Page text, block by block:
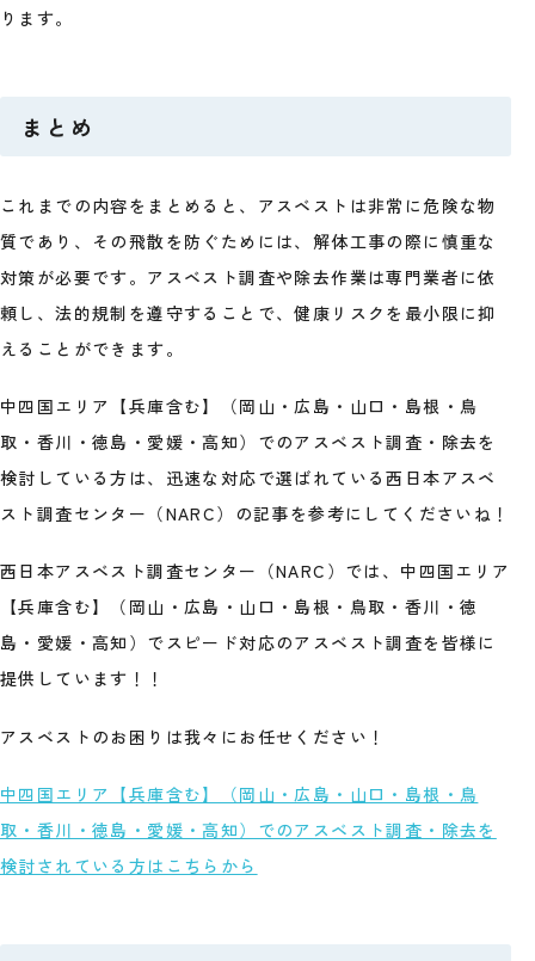
ります。
まとめ
これまでの内容をまとめると、アスベストは非常に危険な物
質であり、その飛散を防ぐためには、解体工事の際に慎重な
対策が必要です。アスベスト調査や除去作業は専門業者に依
頼し、法的規制を遵守することで、健康リスクを最小限に抑
えることができます。
中四国エリア【兵庫含む】（岡山・広島・山口・島根・鳥
取・香川・徳島・愛媛・高知）でのアスベスト調査・除去を
検討している方は、迅速な対応で選ばれている西日本アスベ
スト調査センター（NARC）の記事を参考にしてくださいね！
西日本アスベスト調査センター（NARC）では、中四国エリア
【兵庫含む】（岡山・広島・山口・島根・鳥取・香川・徳
島・愛媛・高知）でスピード対応のアスベスト調査を皆様に
提供しています！！
アスベストのお困りは我々にお任せください！
中四国エリア【兵庫含む】（岡山・広島・山口・島根・鳥
取・香川・徳島・愛媛・高知）でのアスベスト調査・除去を
検討されている方はこちらから